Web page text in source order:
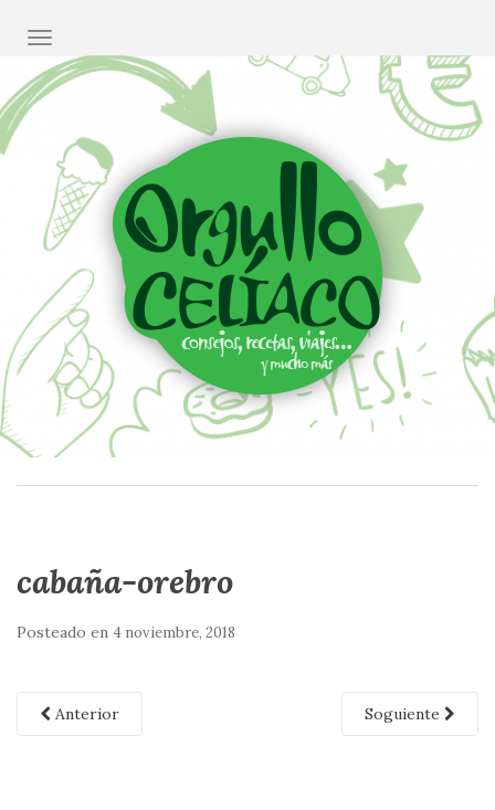
CAMBIAR NAVEGACIÓN
cabaña-orebro
Posteado en 4 noviembre, 2018
Anterior Soguiente